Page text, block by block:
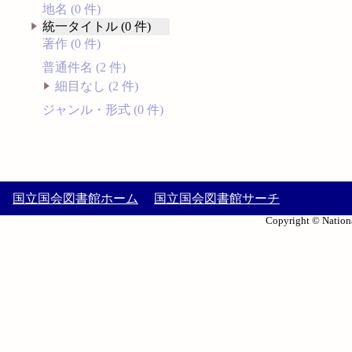
地名 (0 件)
統一タイトル (0 件)
著作 (0 件)
普通件名 (2 件)
細目なし (2 件)
ジャンル・形式 (0 件)
国立国会図書館ホーム 国立国会図書館サーチ
Copyright ©